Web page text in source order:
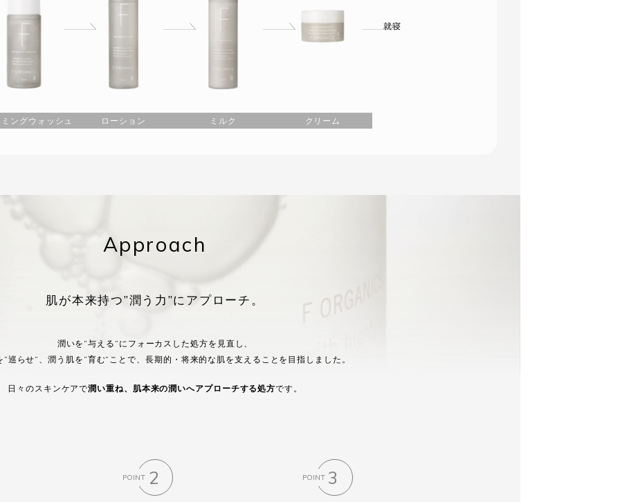
ングウォッシュ ローション ミルク クリーム
就寝
Approach
肌が本来持つ”潤う力”にアプローチ。
潤いを”与える”にフォーカスした処方を見直し、
巡らせ”、潤う肌を”育む”ことで、 長期的・将来的な肌を支えることを目指しました。
日々のスキンケアで潤い重ね、 肌本来の潤いへアプローチする処方です。
POINT 2 POINT 3